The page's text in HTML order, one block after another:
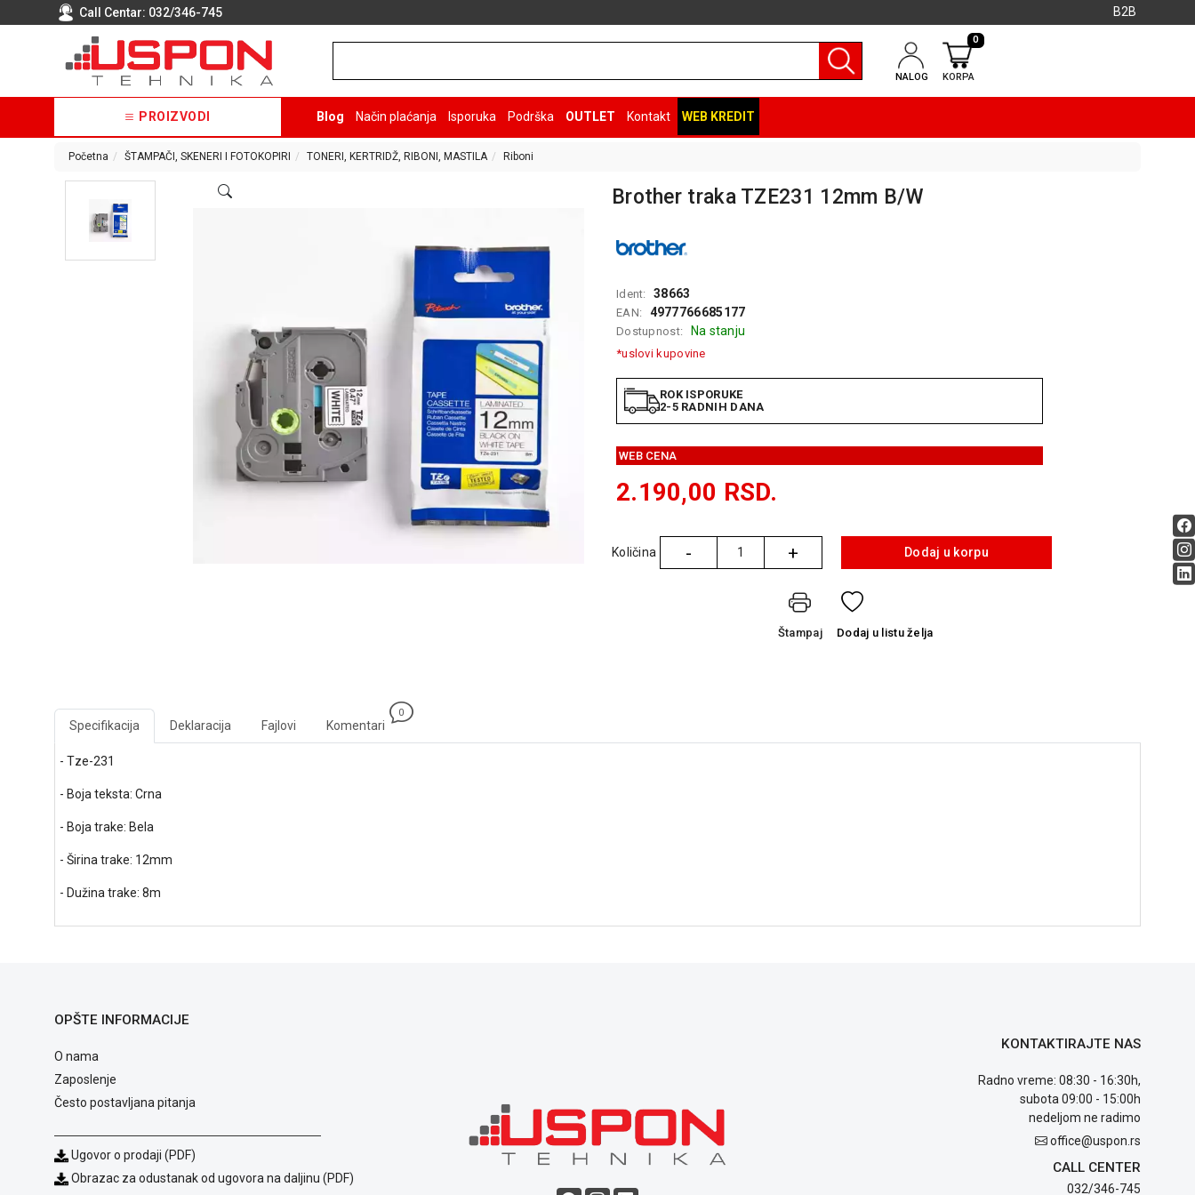
Call Centar: 032/346-745 B2B
NALOG KORPA
0
PROIZVODI Blog Način plaćanja Isporuka Podrška OUTLET Kontakt WEB KREDIT
Početna ŠTAMPAČI, SKENERI I FOTOKOPIRI TONERI, KERTRIDŽ, RIBONI, MASTILA Riboni
Brother traka TZE231 12mm B/W
Ident: 38663
EAN: 4977766685177
Dostupnost: Na stanju
*uslovi kupovine
ROK ISPORUKE
2-5 RADNIH DANA
WEB CENA
2.190,00 RSD.
Količina - + Dodaj u korpu
Štampaj Dodaj u listu želja
Specifikacija Deklaracija Fajlovi Komentari
0
- Tze-231
- Boja teksta: Crna
- Boja trake: Bela
- Širina trake: 12mm
- Dužina trake: 8m
OPŠTE INFORMACIJE
O nama
Zaposlenje
Često postavljana pitanja
Ugovor o prodaji (PDF)
Obrazac za odustanak od ugovora na daljinu (PDF)
KONTAKTIRAJTE NAS
Radno vreme: 08:30 - 16:30h,
subota 09:00 - 15:00h
nedeljom ne radimo
office@uspon.rs
CALL CENTER
032/346-745